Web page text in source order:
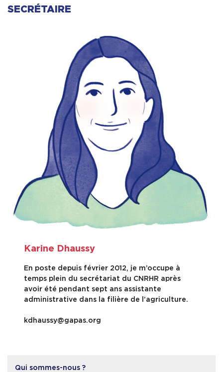
SECRÉTAIRE
Karine Dhaussy
En poste depuis février 2012, je m’occupe à
temps plein du secrétariat du CNRHR après
avoir été pendant sept ans assistante
administrative dans la filière de l’agriculture.
kdhaussy@gapas.org
Qui sommes-nous ?